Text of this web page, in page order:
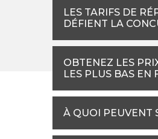
LES TARIFS DE
DÉFIENT LA
OBTENEZ LES
LES PLUS BAS EN
À QUOI PEUVENT